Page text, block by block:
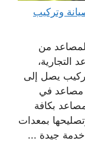
مصاعد في الكويت 65542233 صيانة وتركيب
من
التجارية،
يصل إلى
مصاعد في
بكافة
بمعدات
خدمة جيدة ...